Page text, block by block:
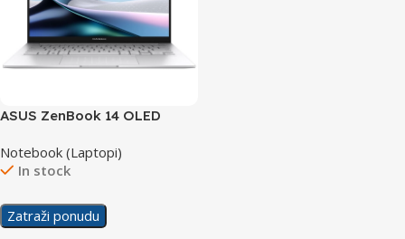
ASUS ZenBook 14 OLED
Notebook (Laptopi)
In stock
Zatraži ponudu